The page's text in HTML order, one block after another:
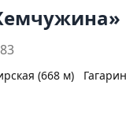
(668 м)